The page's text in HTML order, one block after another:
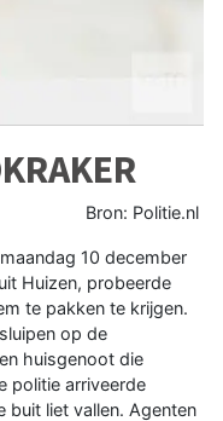
Bron: Politie.nl
10 december
Huizen, probeerde
te pakken te krijgen.
op de
huisgenoot die
politie arriveerde
buit liet vallen. Agenten